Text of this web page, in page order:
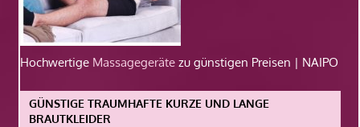
Hochwertige Massagegeräte zu günstigen Preisen | NAIPO
GÜNSTIGE TRAUMHAFTE KURZE UND LANGE
BRAUTKLEIDER